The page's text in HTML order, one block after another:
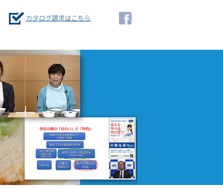
カタログ請求はこちら